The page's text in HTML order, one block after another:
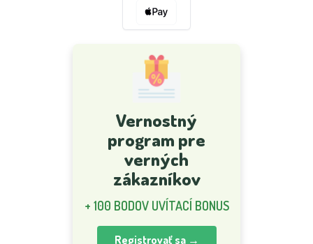
Vernostný
program pre
verných
zákazníkov
+ 100 BODOV UVÍTACÍ BONUS
Registrovať sa →